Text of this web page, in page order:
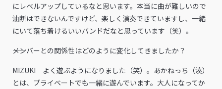
にレベルアップしているなと思います。本当に曲が難しいので
油断はできないんですけど、楽しく演奏できていますし、一緒
にいて落ち着けるいいバンドだなと思っています（笑）。
――メンバーとの関係性はどのように変化してきましたか？
MIZUKI よく遊ぶようになりました（笑）。あかねっち（湊）
とは、プライベートでも一緒に遊んでいます。大人になってか